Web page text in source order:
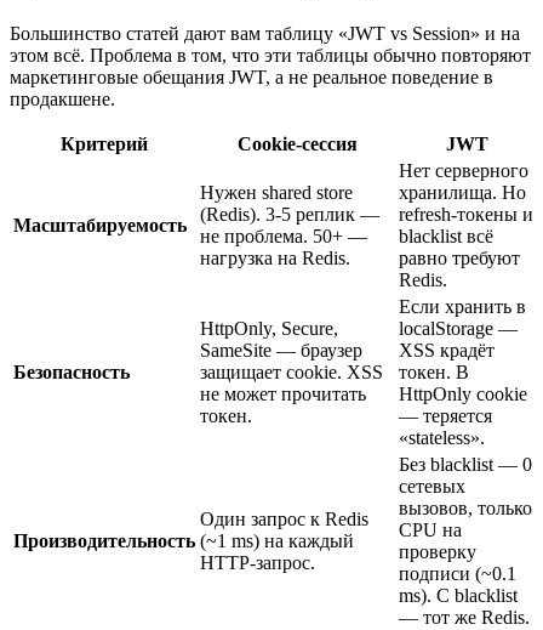
Большинство статей дают вам таблицу «JWT vs Session» и на
этом всё. Проблема в том, что эти таблицы обычно повторяют
маркетинговые обещания JWT, а не реальное поведение в
продакшене.
Критерий Cookie-сессия JWT
Масштабируемость
Нужен shared store
(Redis). 3-5 реплик —
не проблема. 50+ —
нагрузка на Redis.
Нет серверного
хранилища. Но
refresh-токены и
blacklist всё
равно требуют
Redis.
Безопасность
HttpOnly, Secure,
SameSite — браузер
защищает cookie. XSS
не может прочитать
токен.
Если хранить в
localStorage —
XSS крадёт
токен. В
HttpOnly cookie
— теряется
«stateless».
Производительность
Один запрос к Redis
(~1 ms) на каждый
HTTP-запрос.
Без blacklist — 0
сетевых
вызовов, только
CPU на
проверку
подписи (~0.1
ms). С blacklist
— тот же Redis.